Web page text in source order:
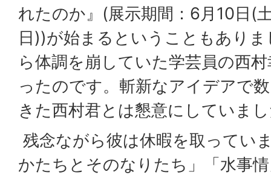
れたのか』(展示期間：6月10日(
日))が始まるということもあり
ら体調を崩していた学芸員の西
ったのです。斬新なアイデアで
きた西村君とは懇意にしていま
残念ながら彼は休暇を取ってい
かたちとそのなりたち」「水事